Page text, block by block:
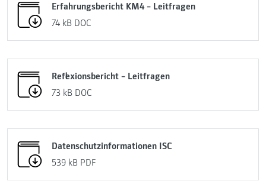
Erfahrungsbericht KM4 – Leitfragen
74 kB DOC
Reflexionsbericht – Leitfragen
73 kB DOC
Datenschutzinformationen ISC
539 kB PDF